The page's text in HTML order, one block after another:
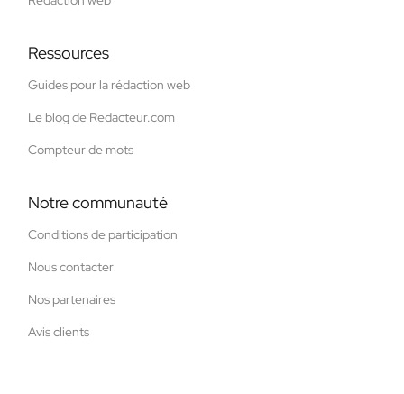
Ressources
Guides pour la rédaction web
Le blog de Redacteur.com
Compteur de mots
Notre communauté
Conditions de participation
Nous contacter
Nos partenaires
Avis clients